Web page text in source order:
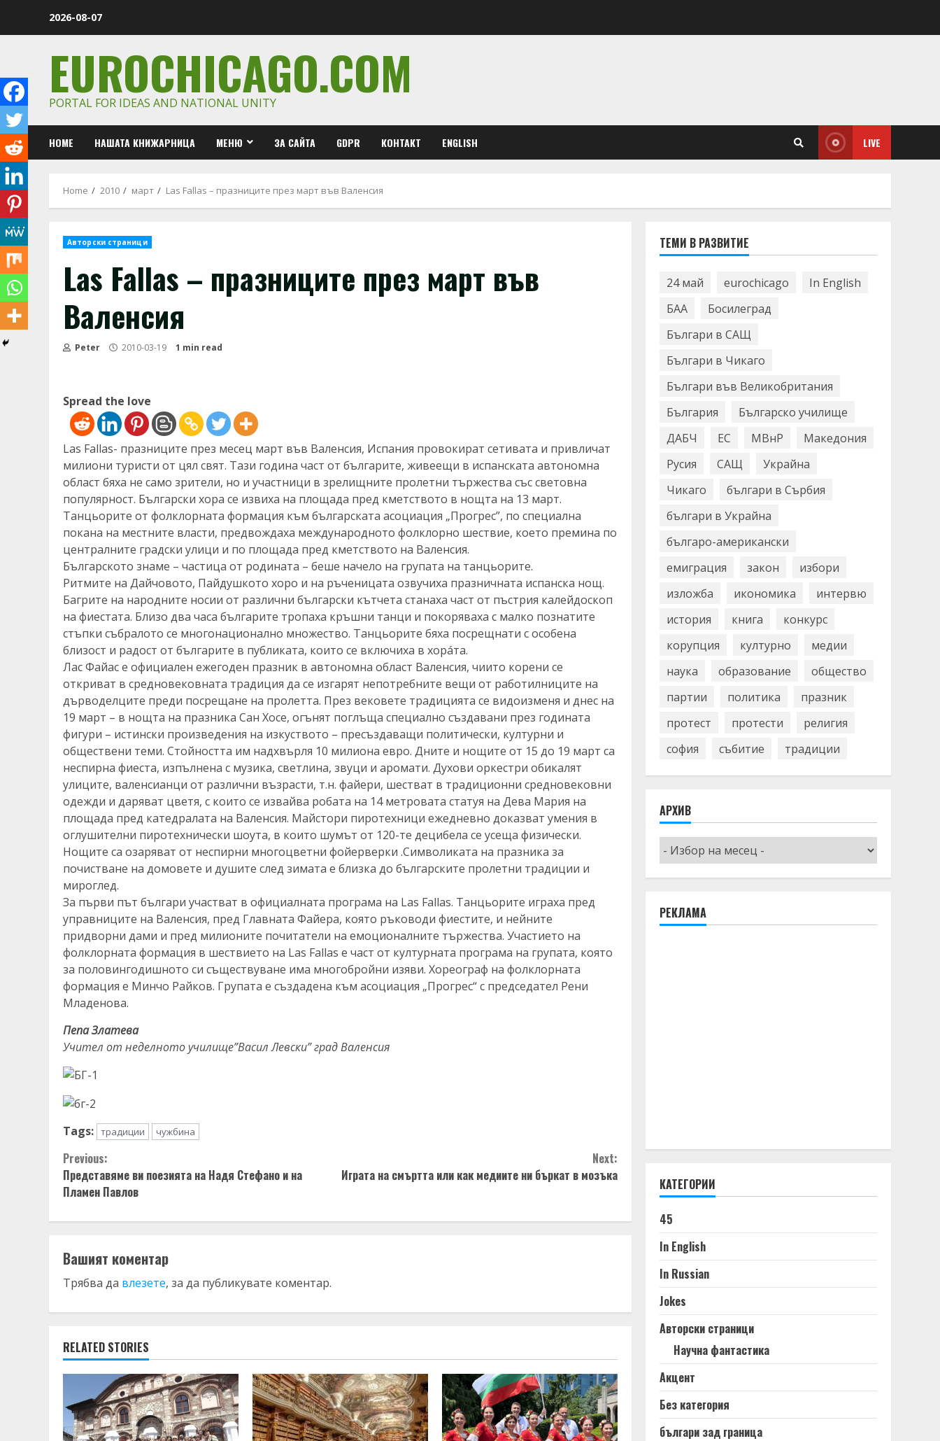
2026-08-07
EUROCHICAGO.COM
PORTAL FOR IDEAS AND NATIONAL UNITY
HOME НАШАТА КНИЖАРНИЦА МЕНЮ ЗА САЙТА GDPR КОНТАКТ ENGLISH LIVE
Home 2010 март Las Fallas – празниците през март във Валенсия
Авторски страници
Las Fallas – празниците през март във
Валенсия
Peter 2010-03-19 1 min read
Spread the love
Las Fallas- празниците през месец март във Валенсия, Испания провокират сетивата и привличат
милиони туристи от цял свят. Тази година част от българите, живеещи в испанската автономна
област бяха не само зрители, но и участници в зрелищните пролетни тържества със световна
популярност. Български хора се извиха на площада пред кметството в нощта на 13 март.
Танцьорите от фолклорната формация към българската асоциация „Прогрес”, по специална
покана на местните власти, предвождаха международното фолклорно шествие, което премина по
централните градски улици и по площада пред кметството на Валенсия.
Българското знаме – частица от родината – беше начело на групата на танцьорите.
Ритмите на Дайчовото, Пайдушкото хоро и на ръченицата озвучиха празничната испанска нощ.
Багрите на народните носии от различни български кътчета станаха част от пъстрия калейдоскоп
на фиестата. Близо два часа българите тропаха кръшни танци и покоряваха с малко познатите
стъпки събралото се многонационално множество. Танцьорите бяха посрещнати с особена
близост и радост от българите в публиката, които се включиха в хорáта.
Лас Файас е официален ежегоден празник в автономна област Валенсия, чиито корени се
откриват в средновековната традиция да се изгарят непотребните вещи от работилниците на
дърводелците преди посрещане на пролетта. През вековете традицията се видоизменя и днес на
19 март – в нощта на празника Сан Хосе, огънят поглъща специално създавани през годината
фигури – истински произведения на изкуството – пресъздаващи политически, културни и
обществени теми. Стойността им надхвърля 10 милиона евро. Дните и нощите от 15 до 19 март са
неспирна фиеста, изпълнена с музика, светлина, звуци и аромати. Духови оркестри обикалят
улиците, валенсианци от различни възрасти, т.н. файери, шестват в традиционни средновековни
одежди и даряват цветя, с които се извайва робата на 14 метровата статуя на Дева Мария на
площада пред катедралата на Валенсия. Mайстори пиротехници ежедневно доказват умения в
оглушителни пиротехнически шоута, в които шумът от 120-те децибела се усеща физически.
Нощите са озаряват от неспирни многоцветни фойерверки .Символиката на празника за
почистване на домовете и душите след зимата е близка до българските пролетни традиции и
мироглед.
За първи път българи участват в официалната програма на Las Fallas. Танцьорите играха пред
управниците на Валенсия, пред Главната Файера, която ръководи фиестите, и нейните
придворни дами и пред милионите почитатели на емоционалните тържества. Участието на
фолклорната формация в шествието на Las Fallas е част от културната програма на групата, която
за половингодишното си съществуване има многобройни изяви. Хореограф на фолклорната
формация е Минчо Райков. Групата е създадена към асоциация „Прогрес“ с председател Рени
Младенова.
Пепа Златева
Учител от неделното училище”Васил Левски” град Валенсия
Tags: традиции чужбина
Continue
Reading
Previous:
Представяме ви поезията на Надя Стефано и на
Пламен Павлов
Next:
Играта на смъртта или как медиите ни бъркат в мозъка
Вашият коментар
Трябва да влезете, за да публикувате коментар.
RELATED STORIES
ТЕМИ В РАЗВИТИЕ
24 май eurochicago
In English
БАА
Босилеград
Българи в САЩ
Българи в Чикаго
Българи във Великобритания
България
Българско училище
ДАБЧ
ЕС МВнР
Македония
Русия
САЩ
Украйна
Чикаго
българи в Сърбия
българи в Украйна
българо-американски
емиграция
закон
избори
изложба
икономика
интервю
история
книга
конкурс
корупция
културно
медии
наука
образование
общество
партии
политика
празник
протест
протести
религия
софия
събитие традиции
АРХИВ
Архив
РЕКЛАМА
КАТЕГОРИИ
45
In English
In Russian
Jokes
Авторски страници
Научна фантастика
Акцент
Без категория
българи зад граница